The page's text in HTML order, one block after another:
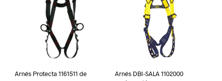
Arnés Protecta 1161511 de
Arnés DBI-SALA 1102000